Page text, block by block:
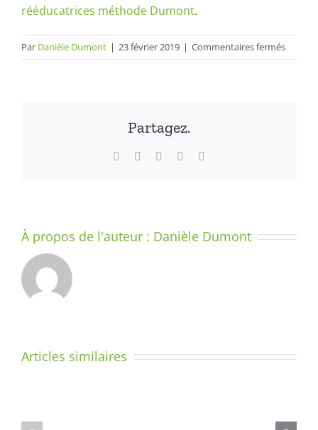
rééducatrices méthode Dumont.
Par Danièle Dumont | 23 février 2019 | Commentaires ferméssur
Effets
Partagez.
Facebook LinkedInWhatsApp
À propos de l'auteur : Danièle Dumont
Articles similaires
DIX